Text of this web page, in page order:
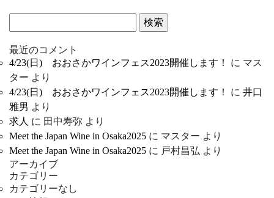
索:
最近のコメント
4/23(日) おおさかワインフェス2023開催します！
に マス
ター より
4/23(日) おおさかワインフェス2023開催します！
に 井口
雅男 より
求人 に 田中寿弥 より
Meet the Japan Wine in Osaka2025 に マスター より
Meet the Japan Wine in Osaka2025 に 戸村昌弘 より
アーカイブ
カテゴリー
カテゴリーなし